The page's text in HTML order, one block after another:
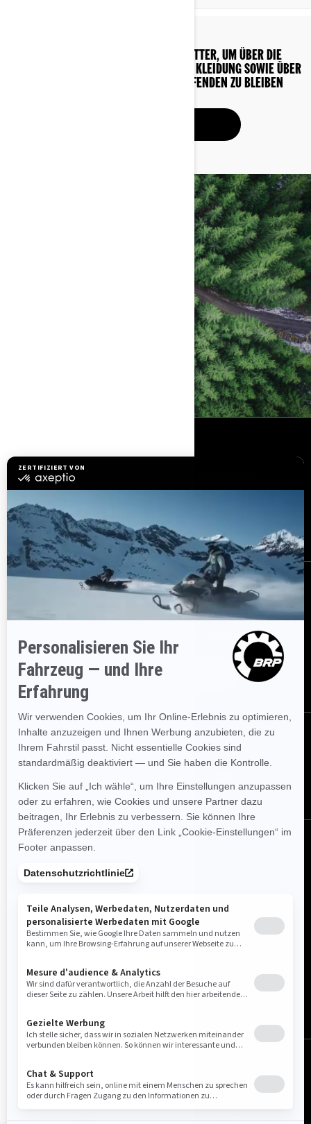
ABONNIEREN SIE UNSEREN NEWSLETTER, UM ÜBER DIE
VERFÜGBARKEIT VON ACCESSOIRES UND KLEIDUNG SOWIE ÜBER
NETUE KOLLEKTIONEN AUF DEM LAUFENDEN ZU BLEIBEN
Brauchen Sie Hilfe
Karriere
Händler werden
BESTELLEN
Melden Sie sich für unsere E-Mails an.Erhalten Sie die neuesten
Nachrichten, Veranstaltungen und Angebote.
ABONNIEREN
FOLGEN SIE UNS
Deutschland (Deutsch)
© BRP 2003-2026
Impressum
Datenschutzrichtlinie Cookie-Richtlinien Barrierefreiheit